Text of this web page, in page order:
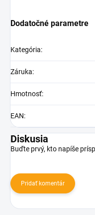
Dodatočné parametre
Kategória:
Záruka:
Hmotnosť:
EAN:
Diskusia
Buďte prvý, kto napíše
Pridať komentár